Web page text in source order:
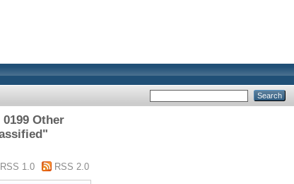
Other
RSS 1.0 RSS 2.0